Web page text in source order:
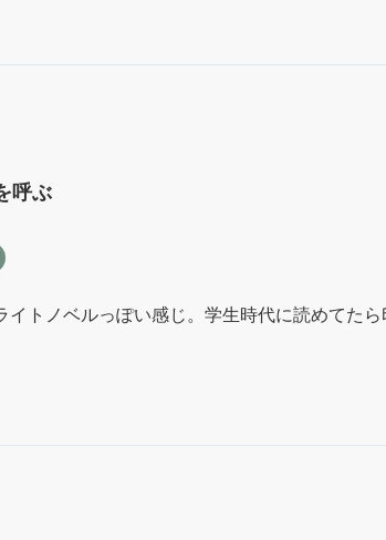
ている人』の存在を認知したとき、何を思う
呼ぶ
イトノベルっぽい感じ。学生時代に読めてた